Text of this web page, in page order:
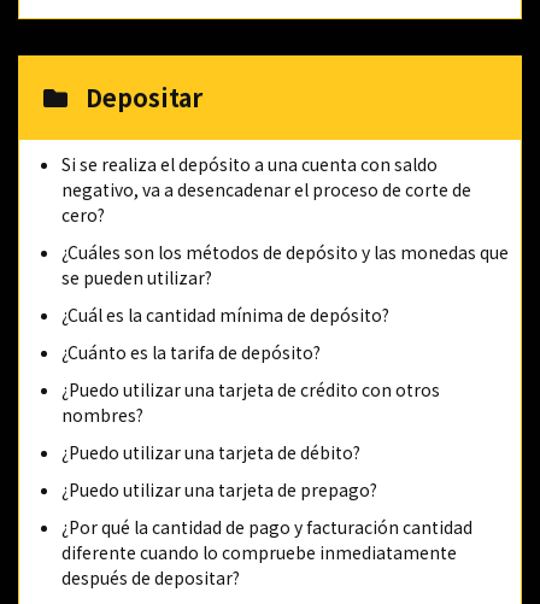
Depositar
Si se realiza el depósito a una cuenta con saldo
negativo, va a desencadenar el proceso de corte de
cero?
¿Cuáles son los métodos de depósito y las monedas que
se pueden utilizar?
¿Cuál es la cantidad mínima de depósito?
¿Cuánto es la tarifa de depósito?
¿Puedo utilizar una tarjeta de crédito con otros
nombres?
¿Puedo utilizar una tarjeta de débito?
¿Puedo utilizar una tarjeta de prepago?
¿Por qué la cantidad de pago y facturación cantidad
diferente cuando lo compruebe inmediatamente
después de depositar?